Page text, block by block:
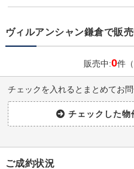
ヴィルアンシャン鎌倉で販
販売中:0件
チェックを入れるとまとめてお問
ご成約状況